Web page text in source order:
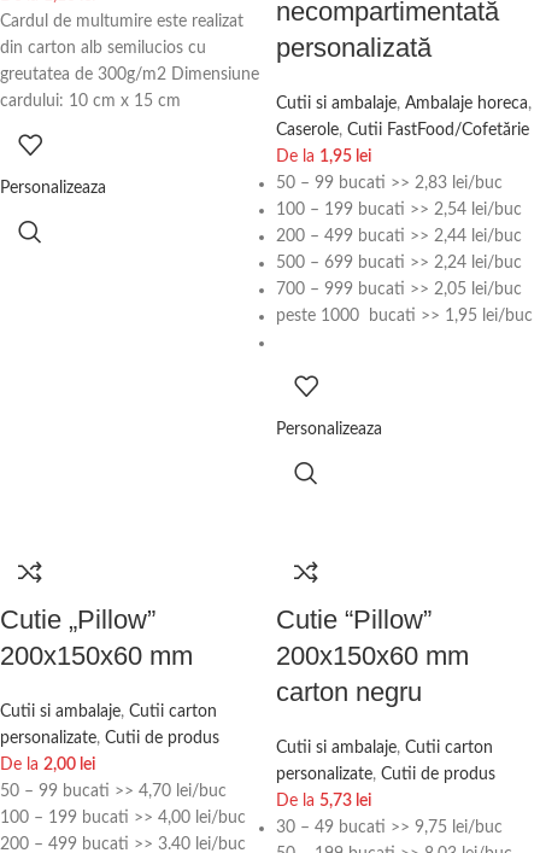
Cardul de multumire este realizat
din carton alb semilucios cu
greutatea de 300g/m2 Dimensiune
cardului: 10 cm x 15 cm
Personalizeaza
necompartimentată
personalizată
Cutii si ambalaje, Ambalaje horeca,
Caserole, Cutii FastFood/Cofetărie
De la 1,95 lei
50 – 99 bucati >> 2,83 lei/buc
100 – 199 bucati >> 2,54 lei/buc
200 – 499 bucati >> 2,44 lei/buc
500 – 699 bucati >> 2,24 lei/buc
700 – 999 bucati >> 2,05 lei/buc
peste 1000 bucati >> 1,95 lei/buc
Personalizeaza
Cutie „Pillow”
200x150x60 mm
Cutii si ambalaje, Cutii carton
personalizate, Cutii de produs
De la 2,00 lei
50 – 99 bucati >> 4,70 lei/buc
100 – 199 bucati >> 4,00 lei/buc
200 – 499 bucati >> 3.40 lei/buc
Cutie “Pillow”
200x150x60 mm
carton negru
Cutii si ambalaje, Cutii carton
personalizate, Cutii de produs
De la 5,73 lei
30 – 49 bucati >> 9,75 lei/buc